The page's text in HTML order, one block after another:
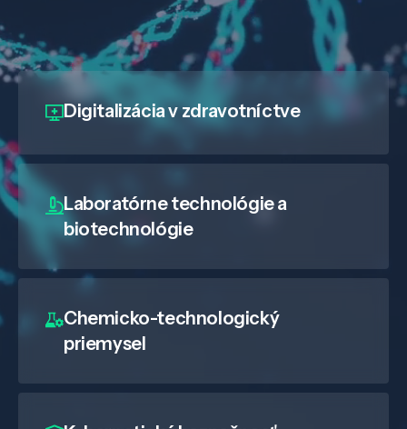
Digitalizáciav zdravotníctve
Laboratórne technológie a
biotechnológie
Chemicko-technologický
priemysel